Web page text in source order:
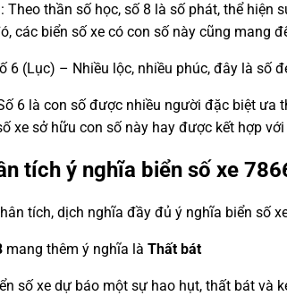
Theo thần số học, số 8 là số phát, thể hiện
các biển số xe có con số này cũng mang
6 (Lục) – Nhiều lộc, nhiều phúc, đây là số
6 là con số được nhiều người đặc biệt ưa
xe sở hữu con số này hay được kết hợp
tích ý nghĩa biển số xe
tích, dịch nghĩa đầy đủ ý nghĩa biển số
mang thêm ý nghĩa là Thất bát
số xe dự báo một sự hao hụt, thất bát